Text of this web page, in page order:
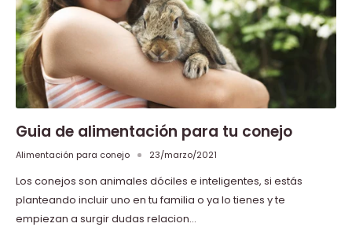
Guia de alimentación para tu conejo
Alimentación para conejo 23/marzo/2021
Los conejos son animales dóciles e inteligentes, si estás
planteando incluir uno en tu familia o ya lo tienes y te
empiezan a surgir dudas relacion...